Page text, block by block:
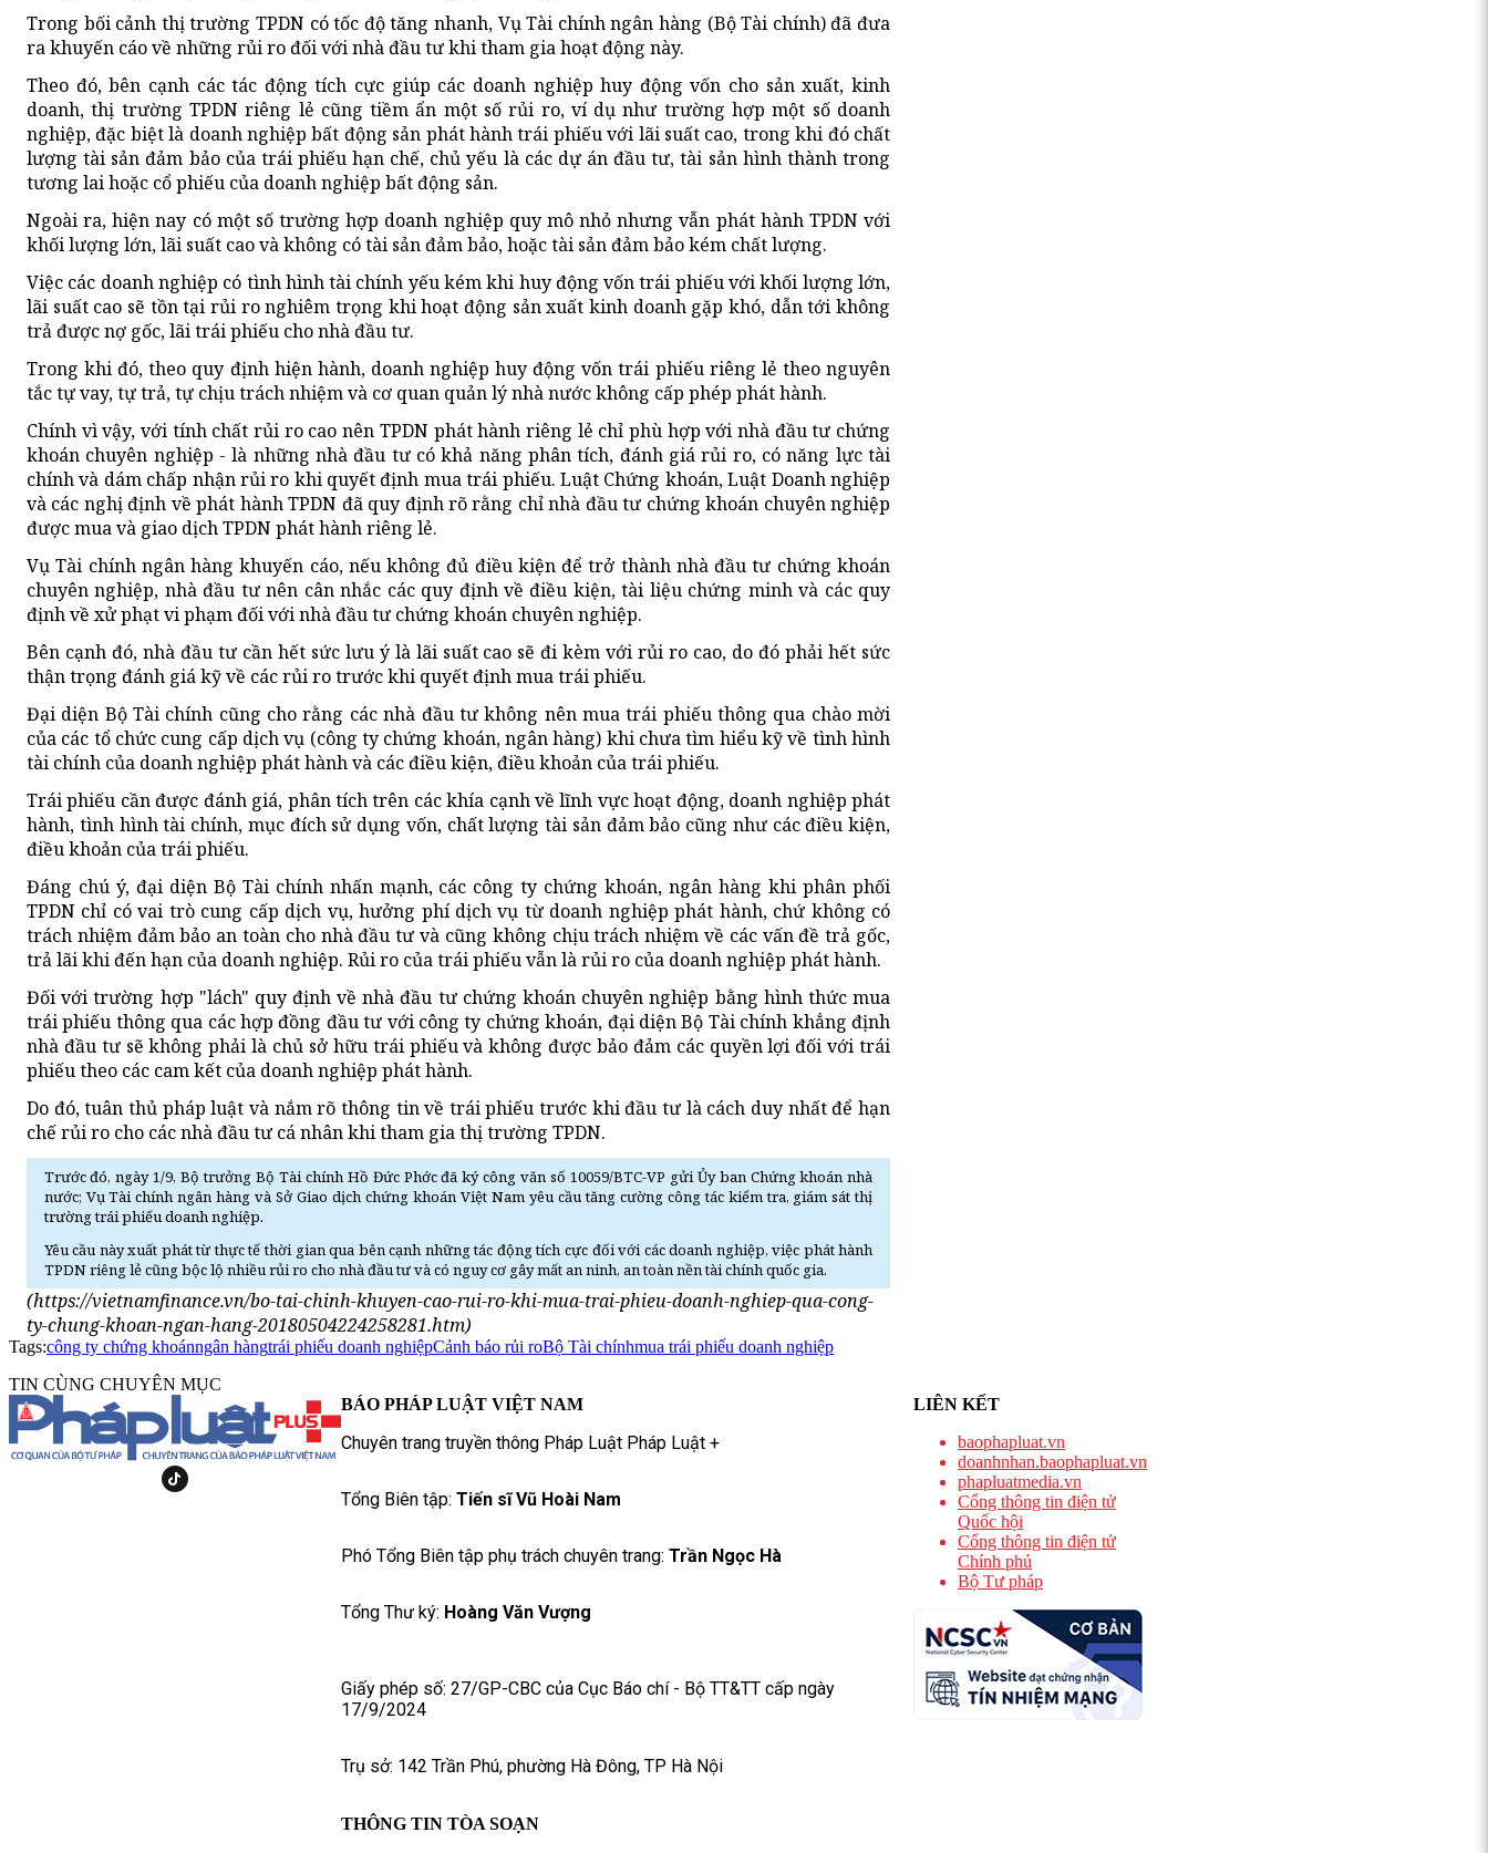
Trong bối cảnh thị trường TPDN có tốc độ tăng nhanh, Vụ Tài chính ngân hàng (Bộ Tài chính) đã đưa
ra khuyến cáo về những rủi ro đối với nhà đầu tư khi tham gia hoạt động này.
Theo đó, bên cạnh các tác động tích cực giúp các doanh nghiệp huy động vốn cho sản xuất, kinh
doanh, thị trường TPDN riêng lẻ cũng tiềm ẩn một số rủi ro, ví dụ như trường hợp một số doanh
nghiệp, đặc biệt là doanh nghiệp bất động sản phát hành trái phiếu với lãi suất cao, trong khi đó chất
lượng tài sản đảm bảo của trái phiếu hạn chế, chủ yếu là các dự án đầu tư, tài sản hình thành trong
tương lai hoặc cổ phiếu của doanh nghiệp bất động sản.
Ngoài ra, hiện nay có một số trường hợp doanh nghiệp quy mô nhỏ nhưng vẫn phát hành TPDN với
khối lượng lớn, lãi suất cao và không có tài sản đảm bảo, hoặc tài sản đảm bảo kém chất lượng.
Việc các doanh nghiệp có tình hình tài chính yếu kém khi huy động vốn trái phiếu với khối lượng lớn,
lãi suất cao sẽ tồn tại rủi ro nghiêm trọng khi hoạt động sản xuất kinh doanh gặp khó, dẫn tới không
trả được nợ gốc, lãi trái phiếu cho nhà đầu tư.
Trong khi đó, theo quy định hiện hành, doanh nghiệp huy động vốn trái phiếu riêng lẻ theo nguyên
tắc tự vay, tự trả, tự chịu trách nhiệm và cơ quan quản lý nhà nước không cấp phép phát hành.
Chính vì vậy, với tính chất rủi ro cao nên TPDN phát hành riêng lẻ chỉ phù hợp với nhà đầu tư chứng
khoán chuyên nghiệp - là những nhà đầu tư có khả năng phân tích, đánh giá rủi ro, có năng lực tài
chính và dám chấp nhận rủi ro khi quyết định mua trái phiếu. Luật Chứng khoán, Luật Doanh nghiệp
và các nghị định về phát hành TPDN đã quy định rõ rằng chỉ nhà đầu tư chứng khoán chuyên nghiệp
được mua và giao dịch TPDN phát hành riêng lẻ.
Vụ Tài chính ngân hàng khuyến cáo, nếu không đủ điều kiện để trở thành nhà đầu tư chứng khoán
chuyên nghiệp, nhà đầu tư nên cân nhắc các quy định về điều kiện, tài liệu chứng minh và các quy
định về xử phạt vi phạm đối với nhà đầu tư chứng khoán chuyên nghiệp.
Bên cạnh đó, nhà đầu tư cần hết sức lưu ý là lãi suất cao sẽ đi kèm với rủi ro cao, do đó phải hết sức
thận trọng đánh giá kỹ về các rủi ro trước khi quyết định mua trái phiếu.
Đại diện Bộ Tài chính cũng cho rằng các nhà đầu tư không nên mua trái phiếu thông qua chào mời
của các tổ chức cung cấp dịch vụ (công ty chứng khoán, ngân hàng) khi chưa tìm hiểu kỹ về tình hình
tài chính của doanh nghiệp phát hành và các điều kiện, điều khoản của trái phiếu.
Trái phiếu cần được đánh giá, phân tích trên các khía cạnh về lĩnh vực hoạt động, doanh nghiệp phát
hành, tình hình tài chính, mục đích sử dụng vốn, chất lượng tài sản đảm bảo cũng như các điều kiện,
điều khoản của trái phiếu.
Đáng chú ý, đại diện Bộ Tài chính nhấn mạnh, các công ty chứng khoán, ngân hàng khi phân phối
TPDN chỉ có vai trò cung cấp dịch vụ, hưởng phí dịch vụ từ doanh nghiệp phát hành, chứ không có
trách nhiệm đảm bảo an toàn cho nhà đầu tư và cũng không chịu trách nhiệm về các vấn đề trả gốc,
trả lãi khi đến hạn của doanh nghiệp. Rủi ro của trái phiếu vẫn là rủi ro của doanh nghiệp phát hành.
Đối với trường hợp "lách" quy định về nhà đầu tư chứng khoán chuyên nghiệp bằng hình thức mua
trái phiếu thông qua các hợp đồng đầu tư với công ty chứng khoán, đại diện Bộ Tài chính khẳng định
nhà đầu tư sẽ không phải là chủ sở hữu trái phiếu và không được bảo đảm các quyền lợi đối với trái
phiếu theo các cam kết của doanh nghiệp phát hành.
Do đó, tuân thủ pháp luật và nắm rõ thông tin về trái phiếu trước khi đầu tư là cách duy nhất để hạn
chế rủi ro cho các nhà đầu tư cá nhân khi tham gia thị trường TPDN.
Trước đó, ngày 1/9, Bộ trưởng Bộ Tài chính Hồ Đức Phớc đã ký công văn số 10059/BTC-VP gửi Ủy ban Chứng khoán nhà
nước; Vụ Tài chính ngân hàng và Sở Giao dịch chứng khoán Việt Nam yêu cầu tăng cường công tác kiểm tra, giám sát thị
trường trái phiếu doanh nghiệp.
Yêu cầu này xuất phát từ thực tế thời gian qua bên cạnh những tác động tích cực đối với các doanh nghiệp, việc phát hành
TPDN riêng lẻ cũng bộc lộ nhiều rủi ro cho nhà đầu tư và có nguy cơ gây mất an ninh, an toàn nền tài chính quốc gia.
(https://vietnamfinance.vn/bo-tai-chinh-khuyen-cao-rui-ro-khi-mua-trai-phieu-doanh-nghiep-qua-cong-
ty-chung-khoan-ngan-hang-20180504224258281.htm)
Tags:công ty chứng khoánngân hàngtrái phiếu doanh nghiệpCảnh báo rủi roBộ Tài chínhmua trái phiếu doanh nghiệp
TIN CÙNG CHUYÊN MỤC
BÁO PHÁP LUẬT VIỆT NAM
Chuyên trang truyền thông Pháp Luật Pháp Luật +
Tổng Biên tập: Tiến sĩ Vũ Hoài Nam
Phó Tổng Biên tập phụ trách chuyên trang: Trần Ngọc Hà
Tổng Thư ký: Hoàng Văn Vượng
Giấy phép số: 27/GP-CBC của Cục Báo chí - Bộ TT&TT cấp ngày
17/9/2024
Trụ sở: 142 Trần Phú, phường Hà Đông, TP Hà Nội
THÔNG TIN TÒA SOẠN
LIÊN KẾT
baophapluat.vn
doanhnhan.baophapluat.vn
phapluatmedia.vn
Cổng thông tin điện tử
Quốc hội
Cổng thông tin điện tử
Chính phủ
Bộ Tư pháp